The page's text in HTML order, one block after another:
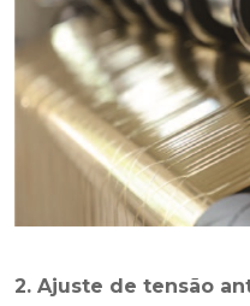
2. Ajuste de tensão